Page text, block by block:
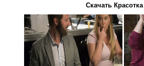
Скачать